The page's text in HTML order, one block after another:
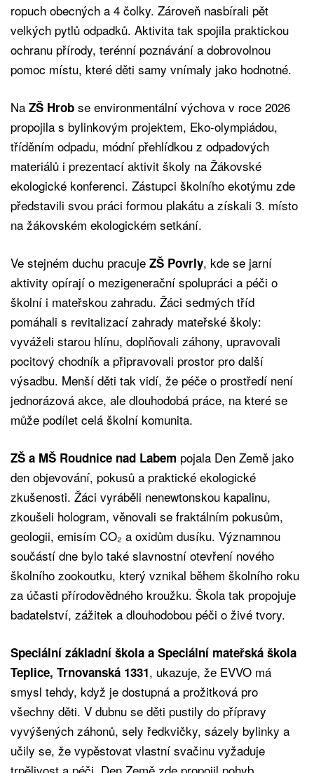
ropuch obecných a 4 čolky. Zároveň nasbírali pět
velkých pytlů odpadků. Aktivita tak spojila praktickou
ochranu přírody, terénní poznávání a dobrovolnou
pomoc místu, které děti samy vnímaly jako hodnotné.
Na ZŠ Hrob se environmentální výchova v roce 2026
propojila s bylinkovým projektem, Eko-olympiádou,
tříděním odpadu, módní přehlídkou z odpadových
materiálů i prezentací aktivit školy na Žákovské
ekologické konferenci. Zástupci školního ekotýmu zde
představili svou práci formou plakátu a získali 3. místo
na žákovském ekologickém setkání.
Ve stejném duchu pracuje ZŠ Povrly, kde se jarní
aktivity opírají o mezigenerační spolupráci a péči o
školní i mateřskou zahradu. Žáci sedmých tříd
pomáhali s revitalizací zahrady mateřské školy:
vyváželi starou hlínu, doplňovali záhony, upravovali
pocitový chodník a připravovali prostor pro další
výsadbu. Menší děti tak vidí, že péče o prostředí není
jednorázová akce, ale dlouhodobá práce, na které se
může podílet celá školní komunita.
ZŠ a MŠ Roudnice nad Labem pojala Den Země jako
den objevování, pokusů a praktické ekologické
zkušenosti. Žáci vyráběli nenewtonskou kapalinu,
zkoušeli hologram, věnovali se fraktálním pokusům,
geologii, emisím CO₂ a oxidům dusíku. Významnou
součástí dne bylo také slavnostní otevření nového
školního zookoutku, který vznikal během školního roku
za účasti přírodovědného kroužku. Škola tak propojuje
badatelství, zážitek a dlouhodobou péči o živé tvory.
Speciální základní škola a Speciální mateřská škola
Teplice, Trnovanská 1331, ukazuje, že EVVO má
smysl tehdy, když je dostupná a prožitková pro
všechny děti. V dubnu se děti pustily do přípravy
vyvýšených záhonů, sely ředkvičky, sázely bylinky a
učily se, že vypěstovat vlastní svačinu vyžaduje